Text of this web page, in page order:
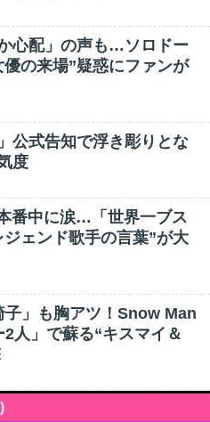
心配」の声も…ソロドー
の来場”疑惑にファンが
公式告知で浮き彫りとな
度
番中に涙…「世界一ブス
ェンド歌手の言葉”が大
子」も胸アツ！Snow Man
人」で蘇る“キスマイ＆